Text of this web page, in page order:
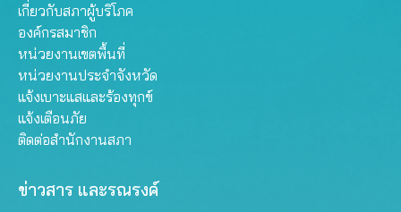
เกี่ยวกับสภาผู้บริโภค
องค์กรสมาชิก
หน่วยงานเขตพื้นที่
หน่วยงานประจำจังหวัด
แจ้งเบาะแสและร้องทุกข์
แจ้งเตือนภัย
ติดต่อสำนักงานสภา
ข่าวสาร และรณรงค์